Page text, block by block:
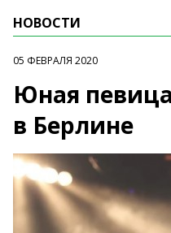
НОВОСТИ
05 ФЕВРАЛЯ 2020
Юная
в Берлине